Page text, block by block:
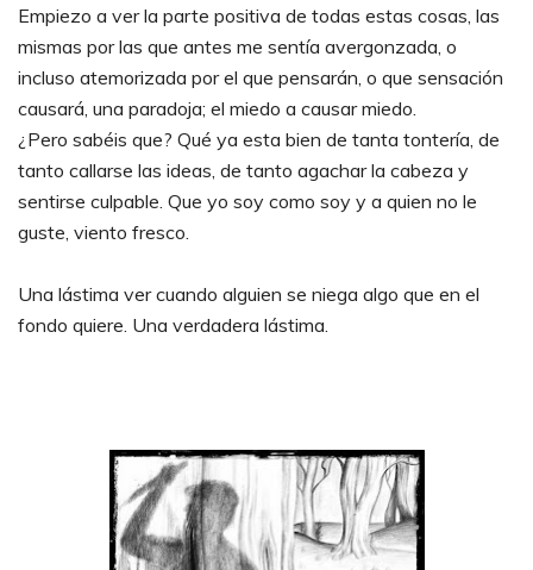
Empiezo a ver la parte positiva de todas estas cosas, las
mismas por las que antes me sentía avergonzada, o
incluso atemorizada por el que pensarán, o que sensación
causará, una paradoja; el miedo a causar miedo.
¿Pero sabéis que? Qué ya esta bien de tanta tontería, de
tanto callarse las ideas, de tanto agachar la cabeza y
sentirse culpable. Que yo soy como soy y a quien no le
guste, viento fresco.
Una lástima ver cuando alguien se niega algo que en el
fondo quiere. Una verdadera lástima.